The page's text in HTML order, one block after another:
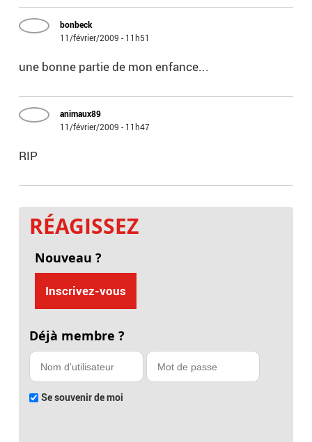
bonbeck
11/février/2009 - 11h51
une bonne partie de mon enfance...
animaux89
11/février/2009 - 11h47
RIP
RÉAGISSEZ
Nouveau ?
Inscrivez-vous
Déjà membre ?
Se souvenir de moi